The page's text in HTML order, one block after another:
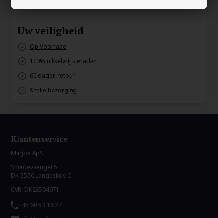
Uw veiligheid
Op Voorraad
100% nikkelvrij sieraden
60 dagen retour
Snelle bezorging
Klantenservice
Marjoe ApS
Smedevaenget 5
DK-5550 Langeskov C
CVR: DK28504071
+45 60 53 18 27